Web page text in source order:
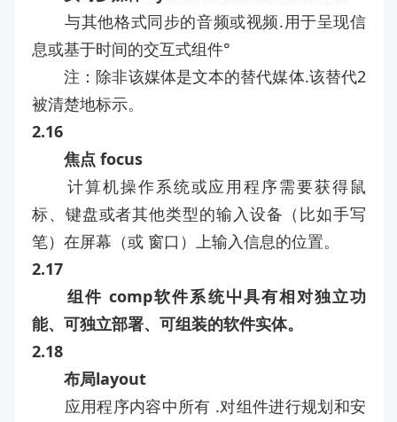
与其他格式同步的音频或视频.用于呈现信
息或基于时间的交互式组件°
注：除非该媒体是文本的替代媒体.该替代2
被清楚地标示。
2.16
焦点 focus
计算机操作系统或应用程序需要获得鼠
标、键盘或者其他类型的输入设备（比如手写
笔）在屏幕（或 窗口）上输入信息的位置。
2.17
组件 comp软件系统屮具有相对独立功
能、可独立部署、可组装的软件实体。
2.18
布局layout
应用程序内容中所有 .对组件进行规划和安